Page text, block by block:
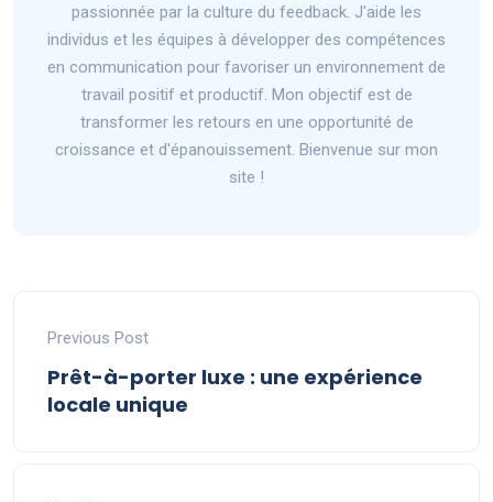
passionnée par la culture du feedback. J'aide les
individus et les équipes à développer des compétences
en communication pour favoriser un environnement de
travail positif et productif. Mon objectif est de
transformer les retours en une opportunité de
croissance et d'épanouissement. Bienvenue sur mon
site !
Previous Post
Prêt-à-porter luxe : une expérience
locale unique